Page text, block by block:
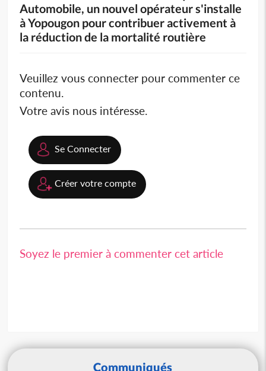
Automobile, un nouvel opérateur s'installe
à Yopougon pour contribuer activement à
la réduction de la mortalité routière
Veuillez vous connecter pour commenter ce
contenu.
Votre avis nous intéresse.
Se Connecter
Créer votre compte
Soyez le premier à commenter cet article
Communiqués